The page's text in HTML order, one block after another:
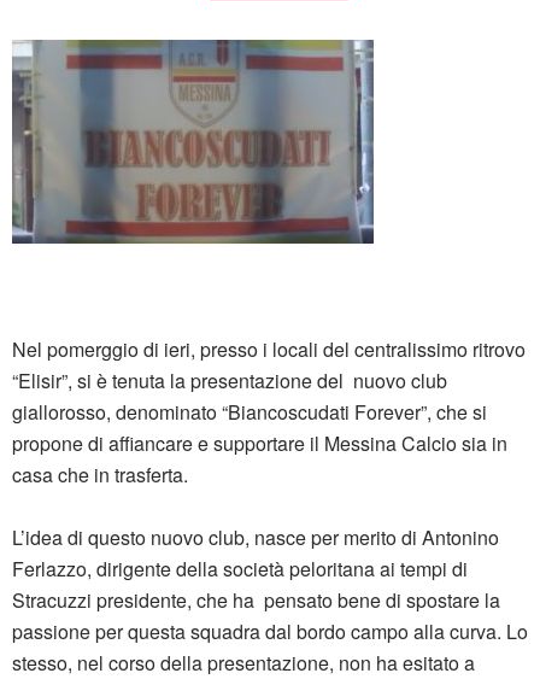
Nel pomerggio di ieri, presso i locali del centralissimo ritrovo
“Elisir”, si è tenuta la presentazione del nuovo club
giallorosso, denominato “Biancoscudati Forever”, che si
propone di affiancare e supportare il Messina Calcio sia in
casa che in trasferta.
L’idea di questo nuovo club, nasce per merito di Antonino
Ferlazzo, dirigente della società peloritana ai tempi di
Stracuzzi presidente, che ha pensato bene di spostare la
passione per questa squadra dal bordo campo alla curva. Lo
stesso, nel corso della presentazione, non ha esitato a